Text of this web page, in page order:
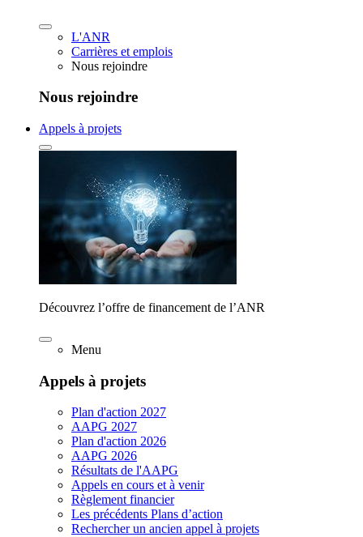
L'ANR
Carrières et emplois
Nous rejoindre
Nous rejoindre
Appels à projets
Découvrez l’offre de financement de l’ANR
Menu
Appels à projets
Plan d'action 2027
AAPG 2027
Plan d'action 2026
AAPG 2026
Résultats de l'AAPG
Appels en cours et à venir
Règlement financier
Les précédents Plans d’action
Rechercher un ancien appel à projets